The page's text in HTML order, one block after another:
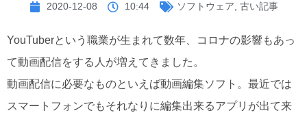
2020-12-08 10:44 ソフトウェア 古い記事
YouTuberという職業が生まれて数年、コロナの影響もあっ
て動画配信をする人が増えてきました。
動画配信に必要なものといえば動画編集ソフト。最近では
スマートフォンでもそれなりに編集出来るアプリが出て来